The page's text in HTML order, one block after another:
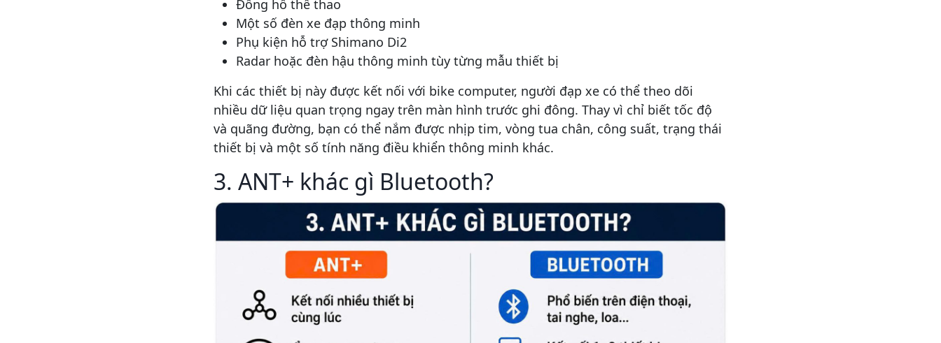
Đồng hồ thể thao
Một số đèn xe đạp thông minh
Phụ kiện hỗ trợ Shimano Di2
Radar hoặc đèn hậu thông minh tùy từng mẫu thiết bị
Khi các thiết bị này được kết nối với bike computer, người đạp xe có thể theo dõi
nhiều dữ liệu quan trọng ngay trên màn hình trước ghi đông. Thay vì chỉ biết tốc độ
và quãng đường, bạn có thể nắm được nhịp tim, vòng tua chân, công suất, trạng thái
thiết bị và một số tính năng điều khiển thông minh khác.
3. ANT+ khác gì Bluetooth?